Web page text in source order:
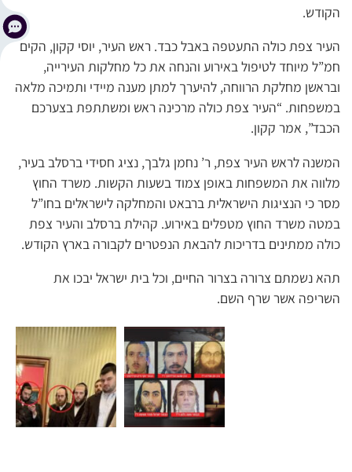
הקודש.
העיר צפת כולה התעטפה באבל כבד. ראש העיר, יוסי קקון, הקים
חמ”ל מיוחד לטיפול באירוע והנחה את כל מחלקות העירייה,
ובראשן מחלקת הרווחה, להיערך למתן מענה מיידי ותמיכה מלאה
במשפחות. “העיר צפת כולה מרכינה ראש ומשתתפת בצערכם
הכבד”, אמר קקון.
המשנה לראש העיר צפת, ר’ נחמן גלבך, נציג חסידי ברסלב בעיר,
מלווה את המשפחות באופן צמוד בשעות הקשות. משרד החוץ
מסר כי הנציגות הישראלית ברבאט והמחלקה לישראלים בחו”ל
במטה משרד החוץ מטפלים באירוע. קהילת ברסלב והעיר צפת
כולה ממתינים בדריכות להבאת הנפטרים לקבורה בארץ הקודש.
תהא נשמתם צרורה בצרור החיים, וכל בית ישראל יבכו את
השריפה אשר שרף השם.